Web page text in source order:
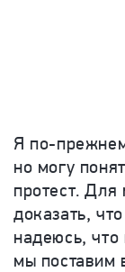
Я по-
но могу
протест. Для
доказать,
надеюсь,
мы поставим